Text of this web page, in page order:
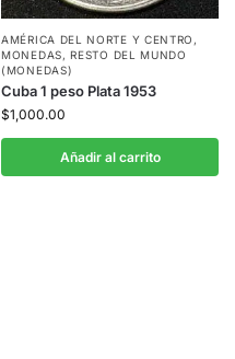
AMÉRICA DEL NORTE Y CENTRO ,
MONEDAS, RESTO DEL MUNDO
(MONEDAS)
Cuba 1 peso Plata 1953
$1,000.00
Añadir al carrito